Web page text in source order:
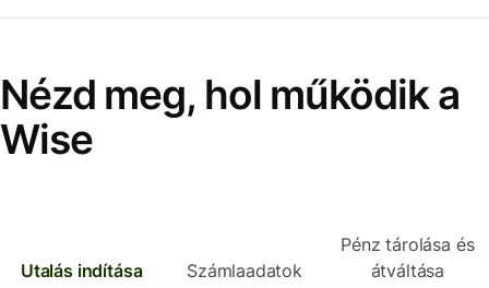
Nézd meg, hol működik a
Wise
Utalás indítása Számlaadatok
Pénz tárolása és
átváltása